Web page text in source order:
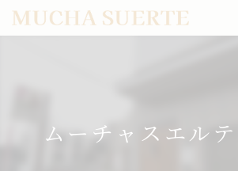
ムーチャスエル